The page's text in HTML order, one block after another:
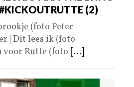
(2)
(foto Peter
| Dit lees ik (foto
voor Rutte (foto [...]